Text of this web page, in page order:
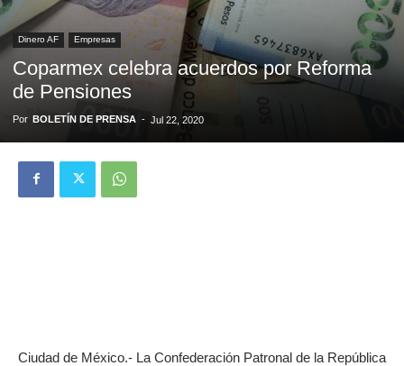
Dinero AF Empresas
Coparmex celebra acuerdos por Reforma
de Pensiones
Por BOLETÍN DE PRENSA - Jul 22, 2020
Ciudad de México.- La Confederación Patronal de la República